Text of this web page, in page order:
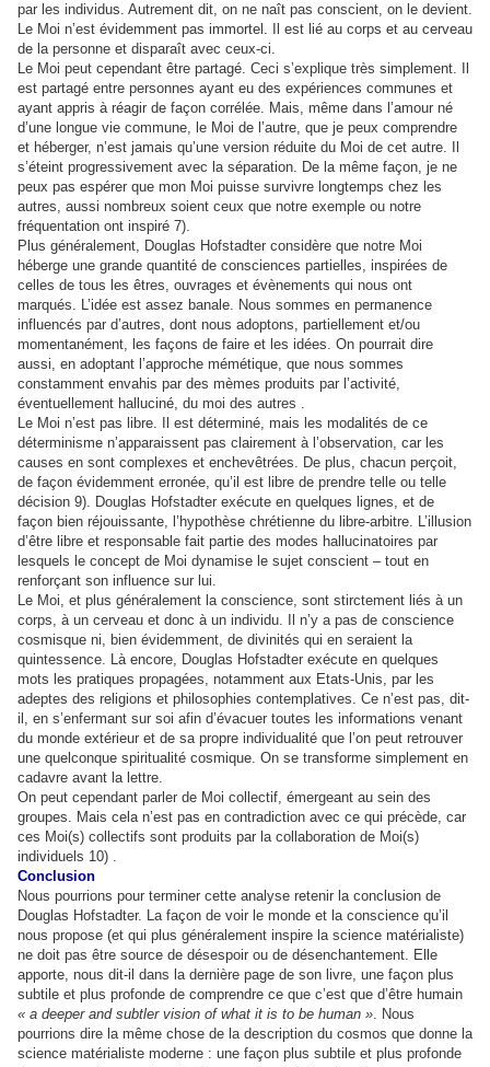
par les individus. Autrement dit, on ne naît pas conscient, on le devient.
Le Moi n’est évidemment pas immortel. Il est lié au corps et au cerveau
de la personne et disparaît avec ceux-ci.
Le Moi peut cependant être partagé. Ceci s’explique très simplement. Il
est partagé entre personnes ayant eu des expériences communes et
ayant appris à réagir de façon corrélée. Mais, même dans l’amour né
d’une longue vie commune, le Moi de l’autre, que je peux comprendre
et héberger, n’est jamais qu’une version réduite du Moi de cet autre. Il
s’éteint progressivement avec la séparation. De la même façon, je ne
peux pas espérer que mon Moi puisse survivre longtemps chez les
autres, aussi nombreux soient ceux que notre exemple ou notre
fréquentation ont inspiré 7).
Plus généralement, Douglas Hofstadter considère que notre Moi
héberge une grande quantité de consciences partielles, inspirées de
celles de tous les êtres, ouvrages et évènements qui nous ont
marqués. L’idée est assez banale. Nous sommes en permanence
influencés par d’autres, dont nous adoptons, partiellement et/ou
momentanément, les façons de faire et les idées. On pourrait dire
aussi, en adoptant l’approche mémétique, que nous sommes
constamment envahis par des mèmes produits par l’activité,
éventuellement halluciné, du moi des autres .
Le Moi n’est pas libre. Il est déterminé, mais les modalités de ce
déterminisme n’apparaissent pas clairement à l’observation, car les
causes en sont complexes et enchevêtrées. De plus, chacun perçoit,
de façon évidemment erronée, qu’il est libre de prendre telle ou telle
décision 9). Douglas Hofstadter exécute en quelques lignes, et de
façon bien réjouissante, l’hypothèse chrétienne du libre-arbitre. L’illusion
d’être libre et responsable fait partie des modes hallucinatoires par
lesquels le concept de Moi dynamise le sujet conscient – tout en
renforçant son influence sur lui.
Le Moi, et plus généralement la conscience, sont stirctement liés à un
corps, à un cerveau et donc à un individu. Il n’y a pas de conscience
cosmisque ni, bien évidemment, de divinités qui en seraient la
quintessence. Là encore, Douglas Hofstadter exécute en quelques
mots les pratiques propagées, notamment aux Etats-Unis, par les
adeptes des religions et philosophies contemplatives. Ce n’est pas, dit-
il, en s’enfermant sur soi afin d’évacuer toutes les informations venant
du monde extérieur et de sa propre individualité que l’on peut retrouver
une quelconque spiritualité cosmique. On se transforme simplement en
cadavre avant la lettre.
On peut cependant parler de Moi collectif, émergeant au sein des
groupes. Mais cela n’est pas en contradiction avec ce qui précède, car
ces Moi(s) collectifs sont produits par la collaboration de Moi(s)
individuels 10) .
Conclusion
Nous pourrions pour terminer cette analyse retenir la conclusion de
Douglas Hofstadter. La façon de voir le monde et la conscience qu’il
nous propose (et qui plus généralement inspire la science matérialiste)
ne doit pas être source de désespoir ou de désenchantement. Elle
apporte, nous dit-il dans la dernière page de son livre, une façon plus
subtile et plus profonde de comprendre ce que c’est que d’être humain
« a deeper and subtler vision of what it is to be human ». Nous
pourrions dire la même chose de la description du cosmos que donne la
science matérialiste moderne : une façon plus subtile et plus profonde